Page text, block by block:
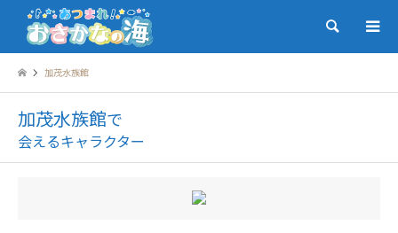
検索
加茂水族館
加茂水族館で
会えるキャラクター